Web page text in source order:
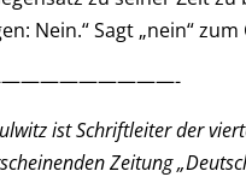
Nein.“ Sagt „nein“
ist Schriftleiter der
Zeitung